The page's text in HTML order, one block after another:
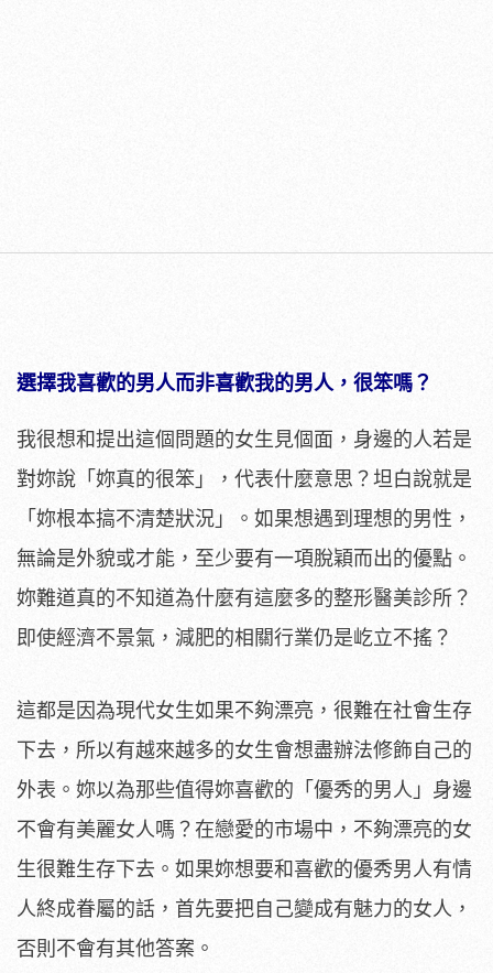
選擇我喜歡的男人而非喜歡我的男人，很笨嗎？
我很想和提出這個問題的女生見個面，身邊的人若是
對妳說「妳真的很笨」，代表什麼意思？坦白說就是
「妳根本搞不清楚狀況」。如果想遇到理想的男性，
無論是外貌或才能，至少要有一項脫穎而出的優點。
妳難道真的不知道為什麼有這麼多的整形醫美診所？
即使經濟不景氣，減肥的相關行業仍是屹立不搖？
這都是因為現代女生如果不夠漂亮，很難在社會生存
下去，所以有越來越多的女生會想盡辦法修飾自己的
外表。妳以為那些值得妳喜歡的「優秀的男人」身邊
不會有美麗女人嗎？在戀愛的市場中，不夠漂亮的女
生很難生存下去。如果妳想要和喜歡的優秀男人有情
人終成眷屬的話，首先要把自己變成有魅力的女人，
否則不會有其他答案。